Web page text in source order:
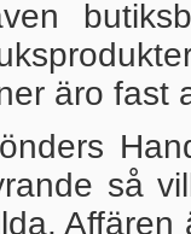
äro fast
så
Affären